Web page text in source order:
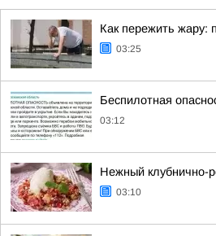
Как пережить жару:
03:25
Беспилотная
03:12
Нежный клубнично-
03:10